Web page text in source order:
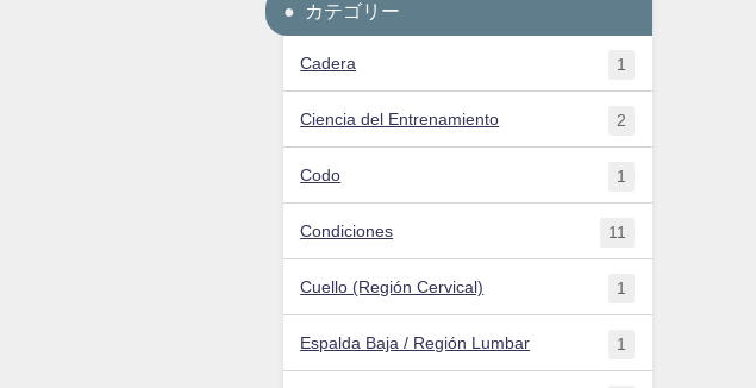
カテゴリー
Cadera 1
Ciencia del Entrenamiento 2
Codo 1
Condiciones 11
Cuello (Región Cervical) 1
Espalda Baja / Región Lumbar 1